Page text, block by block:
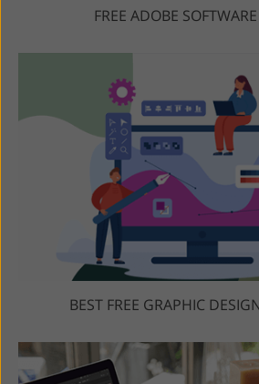
FREE ADOBE
BEST FREE GRAPHIC